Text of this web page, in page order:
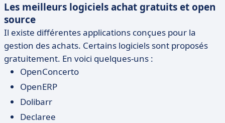
Les meilleurs logiciels achat gratuits et open
source
Il existe différentes applications conçues pour la
gestion des achats. Certains logiciels sont proposés
gratuitement. En voici quelques-uns :
OpenConcerto
OpenERP
Dolibarr
Declaree